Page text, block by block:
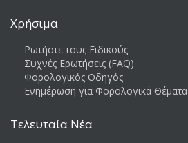
Χρήσιμα
Ρωτήστε τους Ειδικούς
Συχνές Ερωτήσεις (FAQ)
Φορολογικός Οδηγός
Ενημέρωση για Φορολογικά Θέματα
Τελευταία Νέα